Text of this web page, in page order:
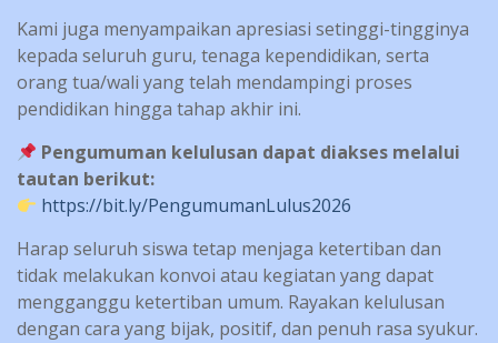
Kami juga menyampaikan apresiasi setinggi-tingginya
kepada seluruh guru, tenaga kependidikan, serta
orang tua/wali yang telah mendampingi proses
pendidikan hingga tahap akhir ini.
Pengumuman kelulusan dapat diakses melalui
tautan berikut:
https://bit.ly/PengumumanLulus2026
Harap seluruh siswa tetap menjaga ketertiban dan
tidak melakukan konvoi atau kegiatan yang dapat
mengganggu ketertiban umum. Rayakan kelulusan
dengan cara yang bijak, positif, dan penuh rasa syukur.